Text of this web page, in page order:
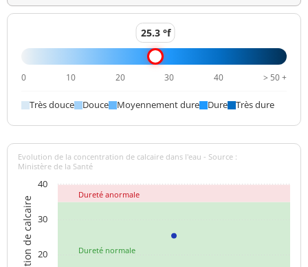
Ammonium (en NH4) <0,01 mg/L <=0,1 mg/L
Odeur (qualitatif)
Changement
anormal
unité pH
Saveur (qualitatif)
changement
anormal
Sulfates 32,4 mg/L
Titre alcalimétrique
complet
Température de l'eau
25.3 °f
0 10 20 30 40 > 50 +
Très douce Douce Moyennement dure Dure Très dure
Dureté normale
Dureté anormale
Evolution de la concentration de calcaire dans l'eau - Source :
Ministère de la Santé
20
30
40